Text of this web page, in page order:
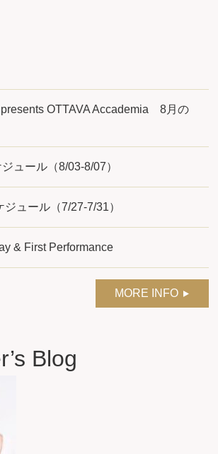
presents OTTAVA Accademia 8月の
ュール（8/03-8/07）
ュール（7/27-7/31）
& First Performance
MORE INFO
Blog